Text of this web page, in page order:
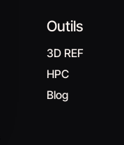
Outils
3D REF
HPC
Blog